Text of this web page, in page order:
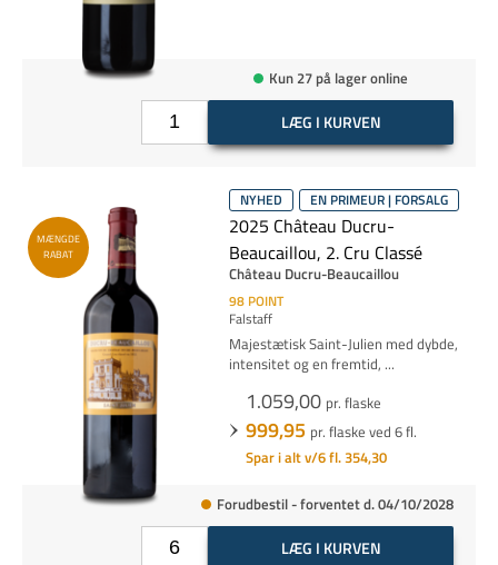
Kun 27 på lager online
LÆG I KURVEN
MÆNGDE
RABAT
NYHED EN PRIMEUR | FORSALG
2025 Château Ducru-
Beaucaillou, 2. Cru Classé
Château Ducru-Beaucaillou
98 POINT
Falstaff
Majestætisk Saint-Julien med dybde,
intensitet og en fremtid, ...
1.059,00 pr. flaske
999,95 pr. flaske ved 6 fl.
Spar i alt v/6 fl. 354,30
Forudbestil - forventet d. 04/10/2028
LÆG I KURVEN